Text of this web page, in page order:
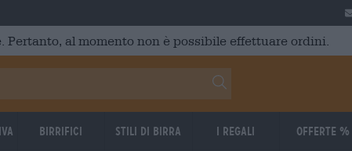
al momento non è possibile effettuare ordini.
Birrifici Stili di birra I regali Offerte %